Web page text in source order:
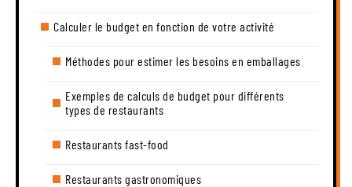
Calculer le budget en fonction de votre activité
Méthodes pour estimer les besoins en emballages
Exemples de calculs de budget pour différents
types de restaurants
Restaurants fast-food
Restaurants gastronomiques